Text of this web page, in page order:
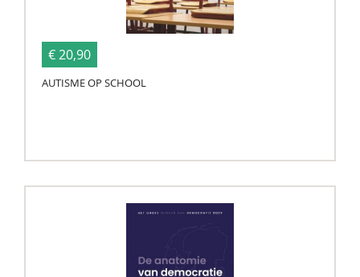
€ 20,90
AUTISME OP SCHOOL